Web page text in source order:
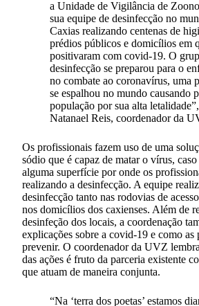
a Unidade de Vigilância de
sua equipe de desinfecção no
Caxias realizando centenas de
prédios públicos e domicílios em
positivaram com covid-19. O
desinfecção se preparou para o
no combate ao coronavírus, uma
se espalhou no mundo causando
população por sua alta
Natanael Reis, coordenador da
Os profissionais fazem uso de uma
sódio que é capaz de matar o vírus, caso
alguma superfície por onde os
realizando a desinfecção. A equipe
desinfecção tanto nas rodovias de
nos domicílios dos caxienses. Além de
desinfeção dos locais, a coordenação
explicações sobre a covid-19 e como as
prevenir. O coordenador da UVZ
das ações é fruto da parceria existente
que atuam de maneira conjunta.
“Na ‘terra dos poetas’ estamos